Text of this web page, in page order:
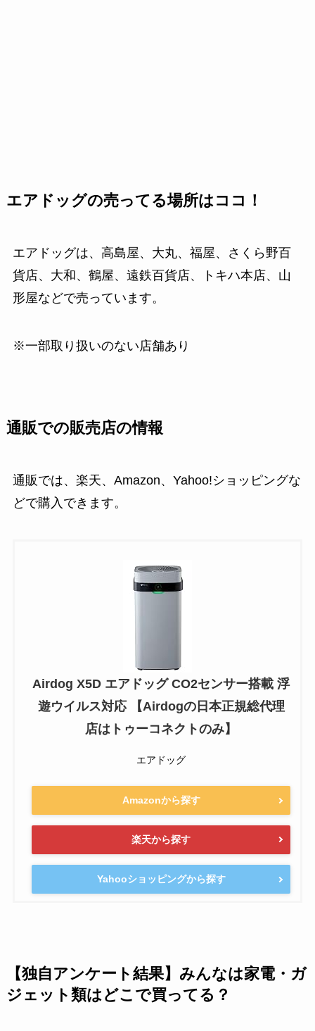
エアドッグの売ってる場所はココ！
エアドッグは、高島屋、大丸、福屋、さくら野百
貨店、大和、鶴屋、遠鉄百貨店、トキハ本店、山
形屋などで売っています。
※一部取り扱いのない店舗あり
通販での販売店の情報
通販では、楽天、Amazon、Yahoo!ショッピングな
どで購入できます。
Airdog X5D エアドッグ CO2センサー搭載 浮
遊ウイルス対応 【Airdogの日本正規総代理
店はトゥーコネクトのみ】
エアドッグ
Amazonから探す
楽天から探す
Yahooショッピングから探す
【独自アンケート結果】みんなは家電・ガ
ジェット類はどこで買ってる？